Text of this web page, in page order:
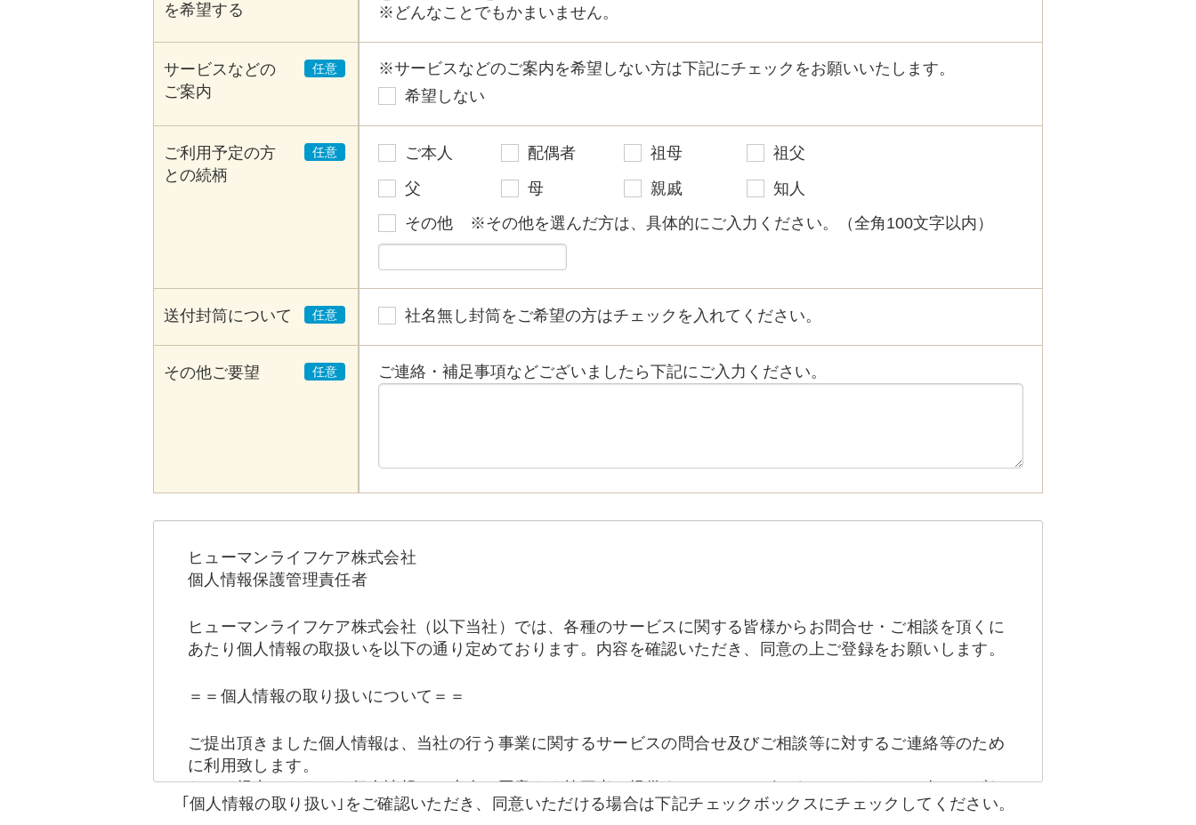
を希望する
※どんなことでもかまいません。
サービスなどの
ご案内
※サービスなどのご案内を希望しない方は下記にチェックをお願いいたします。
希望しない
ご利用予定の方
との続柄
ご本人 配偶者 祖母
祖父
父
母 親戚
知人
その他
※その他を選んだ方は、具体的にご入力ください。（全角100文字以内）
送付封筒について 社名無し封筒をご希望の方はチェックを入れてください。
その他ご要望 ご連絡・補足事項などございましたら下記にご入力ください。
ヒューマンライフケア株式会社
個人情報保護管理責任者
ヒューマンライフケア株式会社（以下当社）では、各種のサービスに関する皆様からお問合せ・ご相談を頂くに
あたり個人情報の取扱いを以下の通り定めております。内容を確認いただき、同意の上ご登録をお願いします。
＝＝個人情報の取り扱いについて＝＝
ご提出頂きました個人情報は、当社の行う事業に関するサービスの問合せ及びご相談等に対するご連絡等のため
に利用致します。
なお、提出いただいた個人情報はご本人の同意なく第三者へ提供することはございません。ただし、次のいずれ
かに該当する場合は提供をすることがあります。
｢個人情報の取り扱い｣をご確認いただき、同意いただける場合は下記チェックボックスにチェックしてください。